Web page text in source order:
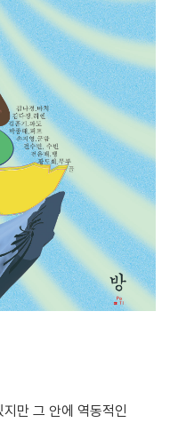
만 그 안에 역동적인
회동길 330